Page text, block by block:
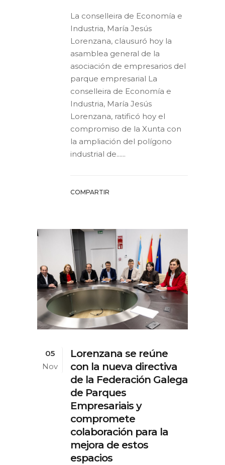
La conselleira de Economía e
Industria, María Jesús
Lorenzana, clausuró hoy la
asamblea general de la
asociación de empresarios del
parque empresarial La
conselleira de Economía e
Industria, María Jesús
Lorenzana, ratificó hoy el
compromiso de la Xunta con
la ampliación del polígono
industrial de......
COMPARTIR
05
Nov
Lorenzana se reúne
con la nueva directiva
de la Federación Galega
de Parques
Empresariais y
compromete
colaboración para la
mejora de estos
espacios